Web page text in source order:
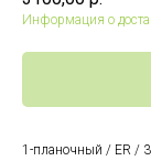
Информация о
1-планочный / ER /